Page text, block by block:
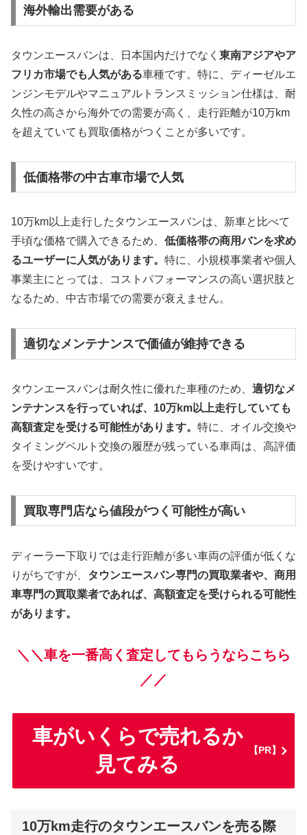
海外輸出需要がある
タウンエースバンは、日本国内だけでなく 東南アジアやア
フリカ市場でも人気がある車種です。特に、ディーゼルエ
ンジンモデルやマニュアルトランスミッション仕様は、耐
久性の高さから海外での需要が高く、走行距離が10万km
を超えていても買取価格がつくことが多いです。
低価格帯の中古車市場で人気
10万km以上走行したタウンエースバンは、新車と比べて
手頃な価格で購入できるため、 低価格帯の商用バンを求め
るユーザーに人気があります。 特に、小規模事業者や個人
事業主にとっては、コストパフォーマンスの高い選択肢と
なるため、中古市場での需要が衰えません。
適切なメンテナンスで価値が維持できる
タウンエースバンは耐久性に優れた車種のため、 適切なメ
ンテナンスを行っていれば、10万km以上走行していても
高額査定を受ける可能性があります。 特に、オイル交換や
タイミングベルト交換の履歴が残っている車両は、高評価
を受けやすいです。
買取専門店なら値段がつく可能性が高い
ディーラー下取りでは走行距離が多い車両の評価が低くな
りがちですが、 タウンエースバン専門の買取業者や、商用
車専門の買取業者であれば、高額査定を受けられる可能性
があります。
＼＼車を一番高く査定してもらうならこちら
／／
車がいくらで売れるか
見てみる
【PR】
10万km走行のタウンエースバンを売る際